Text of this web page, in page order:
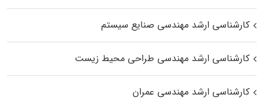
کارشناسی ارشد مهندسی صنایع سیستم
کارشناسی ارشد مهندسی طراحی محیط زیست
کارشناسی ارشد مهندسی عمران